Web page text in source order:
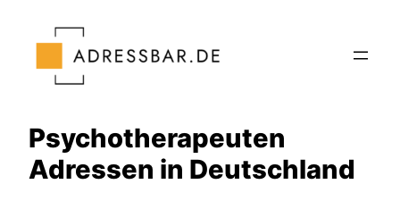
Psychotherapeuten
Adressen in Deutschland